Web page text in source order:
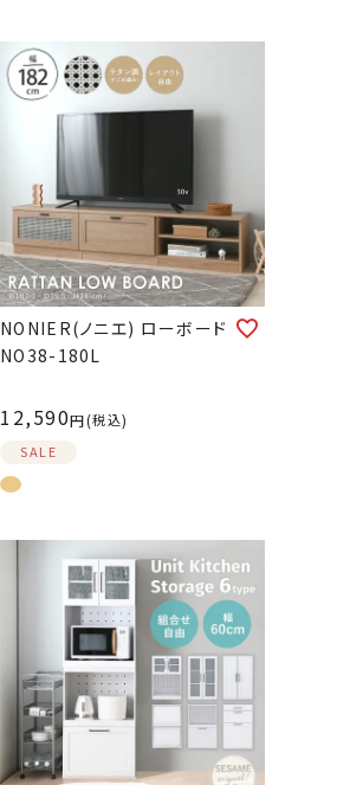
NONIER(ノニエ) ローボード
NO38-180L
12,590
税込
SALE